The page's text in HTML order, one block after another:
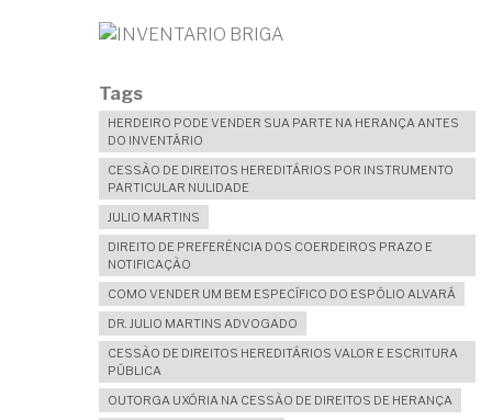
Tags
HERDEIRO PODE VENDER SUA PARTE NA HERANÇA ANTES
DO INVENTÁRIO
CESSÃO DE DIREITOS HEREDITÁRIOS POR INSTRUMENTO
PARTICULAR NULIDADE
JULIO MARTINS
DIREITO DE PREFERÊNCIA DOS COERDEIROS PRAZO E
NOTIFICAÇÃO
COMO VENDER UM BEM ESPECÍFICO DO ESPÓLIO ALVARÁ
DR. JULIO MARTINS ADVOGADO
CESSÃO DE DIREITOS HEREDITÁRIOS VALOR E ESCRITURA
PÚBLICA
OUTORGA UXÓRIA NA CESSÃO DE DIREITOS DE HERANÇA